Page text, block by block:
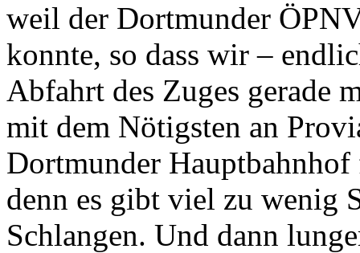
weil der Dortmunder
konnte, so dass wir –
Abfahrt des Zuges gerade
mit dem Nötigsten an
Dortmunder
denn es gibt viel zu wenig
Schlangen. Und dann